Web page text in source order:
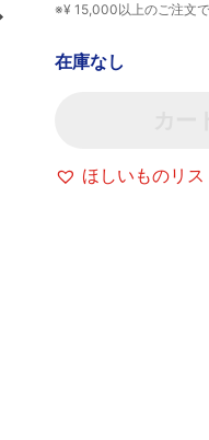
※¥ 15,000以上のご注文
在庫なし
ほしいものリ